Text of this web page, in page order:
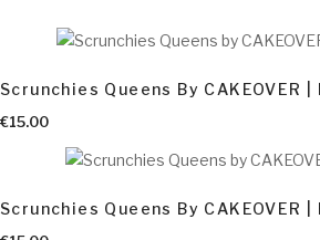
Scrunchies Queens By CAKEOVER |
€15.00
Scrunchies Queens By CAKEOVER |